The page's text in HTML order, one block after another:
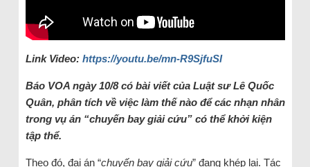
Link Video: https://youtu.be/mn-R9SjfuSI
Báo VOA ngày 10/8 có bài viết của Luật sư Lê Quốc
Quân, phân tích về việc làm thế nào để các nhạn nhân
trong vụ án “chuyến bay giải cứu” có thể khởi kiện
tập thể.
Theo đó, đại án “chuyến bay giải cứu” đang khép lại. Tác